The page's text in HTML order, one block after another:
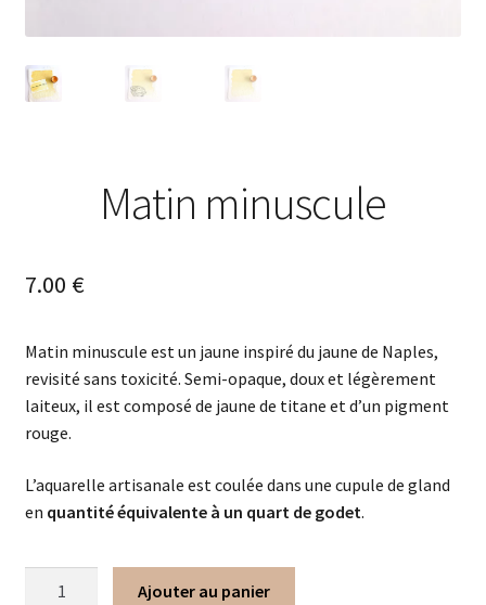
Matin minuscule
7.00 €
Matin minuscule est un jaune inspiré du jaune de Naples,
revisité sans toxicité. Semi-opaque, doux et légèrement
laiteux, il est composé de jaune de titane et d’un pigment
rouge.
L’aquarelle artisanale est coulée dans une cupule de gland
en quantité équivalente à un quart de godet.
Ajouter au panier